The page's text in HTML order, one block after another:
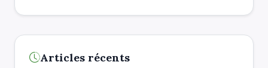
Articles récents